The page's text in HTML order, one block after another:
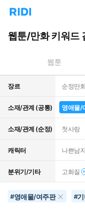
리
홈
으
턴
트
웹툰/만화 키워드
웹툰
장르 순정만
소재/관계 (공통) 영애물/
소재/관계 (순정) 첫사랑
캐릭터 나쁜남
분위기/기타 고화질
#영애물/여주판 #